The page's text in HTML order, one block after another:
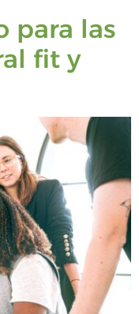
para las
fit y